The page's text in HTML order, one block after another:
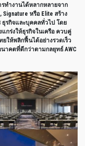
ทำงานได้หลากหลายจาก
Signature หรือ Elite สร้าง
ธุรกิจและบุคคลทั่วไป โดย
กร่งให้ธุรกิจในเครือ ควบคู่
ยให้พลิกฟื้นได้อย่างรวดเร็ว
นาคตที่ดีกว่าตามกลยุทธ์AWC